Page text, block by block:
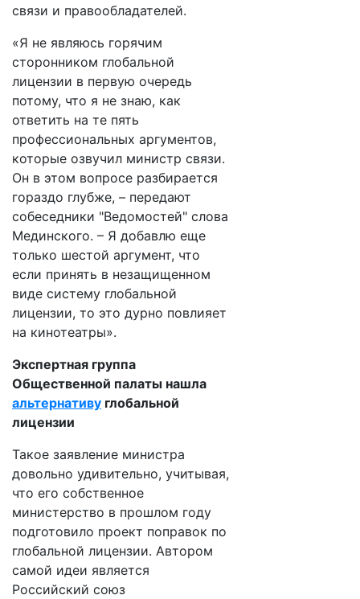
связи и правообладателей.
«Я не являюсь горячим
сторонником глобальной
лицензии в первую очередь
потому, что я не знаю, как
ответить на те пять
профессиональных аргументов,
которые озвучил министр связи.
Он в этом вопросе разбирается
гораздо глубже, – передают
собеседники "Ведомостей" слова
Мединского. – Я добавлю еще
только шестой аргумент, что
если принять в незащищенном
виде систему глобальной
лицензии, то это дурно повлияет
на кинотеатры».
Экспертная группа
Общественной палаты нашла
альтернативу глобальной
лицензии
Такое заявление министра
довольно удивительно, учитывая,
что его собственное
министерство в прошлом году
подготовило проект поправок по
глобальной лицензии. Автором
самой идеи является
Российский союз